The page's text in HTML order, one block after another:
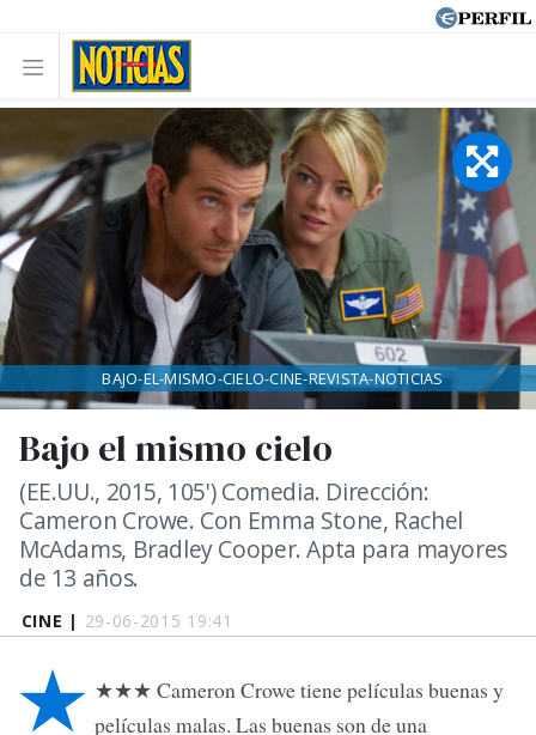
CINE | 29-06-2015 19:41
Bajo el mismo cielo
(EE.UU., 2015, 105') Comedia. Dirección:
Cameron Crowe. Con Emma Stone, Rachel
McAdams, Bradley Cooper. Apta para mayores
de 13 años.
BAJO-EL-MISMO-CIELO-CINE-REVISTA-NOTICIAS
★ ★★★ Cameron Crowe tiene películas buenas y
películas malas. Las buenas son de una